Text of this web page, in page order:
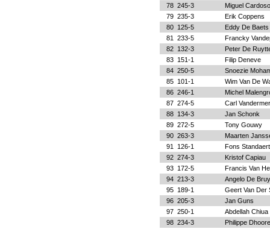
78 245-3
Miguel Cardoso
79 235-3
Erik Coppens
80
125-5
Eddy De Baets
81
233-5
Francky
82
132-3
Peter De
83
151-1
Filip Deneve
84 250-5
Snoezie
85
101-1
Wim Van De
86 246-1
Michel
87 274-5
Carl
88
134-3
Jan Schonk
89 272-5
Tony Gouwy
90 263-3
Maarten
91
126-1
Fons Standaert
92 274-3
Kristof Capiau
93
172-5
Francis Van
94 213-3
Angelo De
95
189-1
Geert Van Der
96 205-3
Jan Guns
97 250-1
Abdellah Chiua
98 234-3
Philippe Dhoore